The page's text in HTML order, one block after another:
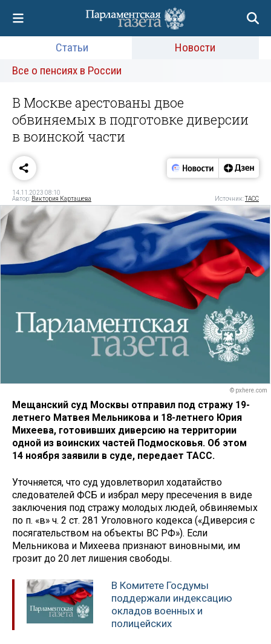
Статьи
Новости
Все о пенсиях в России
В Москве арестованы двое
обвиняемых в подготовке диверсии
в воинской части
14.11.2023 08:10
Автор: Виктория Карташева Источник:ТАСС
© pxhere.com
Мещанский суд Москвы отправил под стражу 19-
летнего Матвея Мельникова и 18-летнего Юрия
Михеева, готовивших диверсию на территории
одной из воинских частей Подмосковья. Об этом
14 ноября заявили в суде, передает ТАСС.
Уточняется, что суд удовлетворил ходатайство
следователей ФСБ и избрал меру пресечения в виде
заключения под стражу молодых людей, обвиняемых
по п. «в» ч. 2 ст. 281 Уголовного кодекса («Диверсия с
посягательством на объекты ВС РФ»). Если
Мельникова и Михеева признают виновными, им
грозит до 20 лет лишения свободы.
В Комитете Госдумы
поддержали индексацию
окладов военных и
полицейских